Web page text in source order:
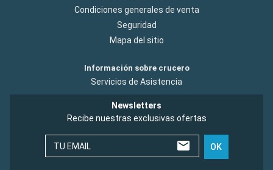
Condiciones generales de venta
Seguridad
Mapa del sitio
Información sobre crucero
Servicios de Asistencia
Newsletters
Recibe nuestras exclusivas ofertas
TU EMAIL OK